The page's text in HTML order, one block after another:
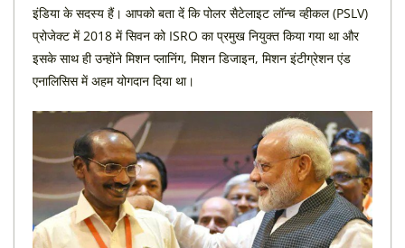
इंडिया के सदस्य हैं। आपको बता दें कि पोलर सैटेलाइट लॉन्च व्हीकल (PSLV)
प्रोजेक्ट में 2018 में सिवन को ISRO का प्रमुख नियुक्त किया गया था और
इसके साथ ही उन्होंने मिशन प्लानिंग, मिशन डिजाइन, मिशन इंटीग्रेशन एंड
एनालिसिस में अहम योगदान दिया था।